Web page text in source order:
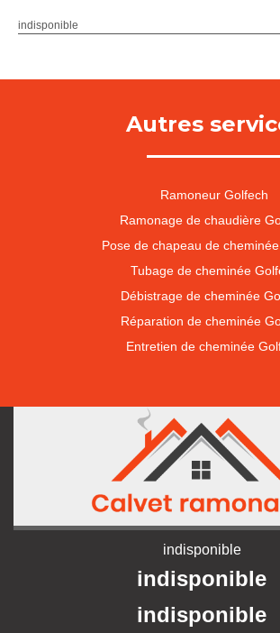
indisponible
Autres
Ramoneur Golfech
Ramonage de chaudière
Pose de chapeau de
Tubage de cheminée
Débistrage de cheminée
Réparation de cheminée
Entretien de cheminée
indisponible
indisponible
indisponible